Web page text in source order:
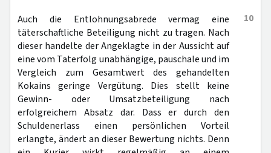
10
Auch die Entlohnungsabrede vermag eine
täterschaftliche Beteiligung nicht zu tragen. Nach
dieser handelte der Angeklagte in der Aussicht auf
eine vom Taterfolg unabhängige, pauschale und im
Vergleich zum Gesamtwert des gehandelten
Kokains geringe Vergütung. Dies stellt keine
Gewinn- oder Umsatzbeteiligung nach
erfolgreichem Absatz dar. Dass er durch den
Schuldenerlass einen persönlichen Vorteil
erlangte, ändert an dieser Bewertung nichts. Denn